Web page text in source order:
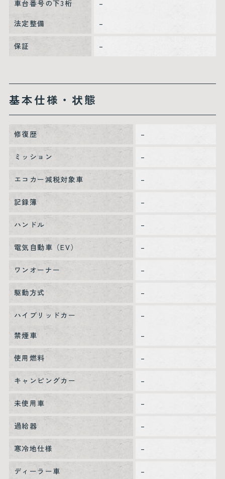
車台番号の下3桁
–
法定整備
–
保証 –
基本仕様・状態
修復歴 –
ミッション –
エコカー減税対象車 –
記録簿 –
ハンドル –
電気自動車（EV） –
ワンオーナー –
駆動方式 –
ハイブリッドカー
–
禁煙車
–
使用燃料 –
キャンピングカー –
未使用車 –
過給器 –
寒冷地仕様 –
ディーラー車 –